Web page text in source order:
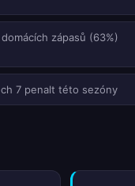
zápasů (63%)
7 penalt této sezóny